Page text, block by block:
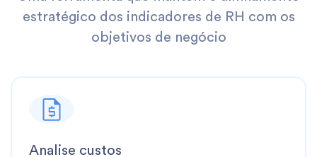
estratégico dos indicadores de RH com os
objetivos de negócio
Analise custos